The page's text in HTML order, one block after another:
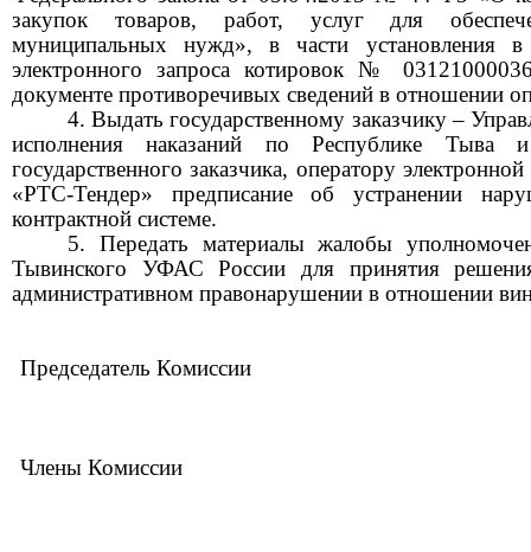
закупок товаров, работ, услуг для
муниципальных нужд», в части установления
электронного запроса котировок №
документе противоречивых сведений в отношении
4. Выдать государственному заказчику –
исполнения наказаний по Республике Тыва
государственного заказчика, оператору
«РТС-Тендер» предписание об устранении
контрактной системе.
5. Передать материалы жалобы
Тывинского УФАС России для принятия
административном правонарушении в отношении
Председатель Комиссии
Члены Комиссии